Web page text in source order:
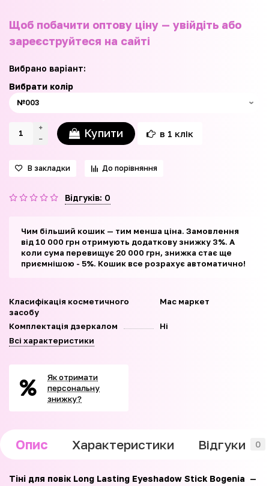
Щоб побачити оптову ціну — увійдіть або
зареєструйтеся на сайті
Вибрано варіант:
Вибрати колір
Купити в 1 клік
В закладки До порівняння
Відгуків: 0
Чим більший кошик — тим менша ціна. Замовлення
від 10 000 грн отримують додаткову знижку 3%. А
коли сума перевищує 20 000 грн, знижка стає ще
приємнішою - 5%. Кошик все розрахує автоматично!
Класифікація косметичного
засобу
Мас маркет
Комплектація дзеркалом
Ні
Всі характеристики
Як отримати
персональну
знижку?
Опис Характеристики Відгуки 0
Тіні для повік Long Lasting Eyeshadow Stick Bogenia —